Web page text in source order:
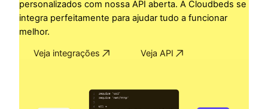
personalizados com nossa API aberta. A Cloudbeds se
integra perfeitamente para ajudar tudo a funcionar
melhor.
Veja integrações Veja API